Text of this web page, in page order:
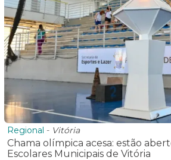
Regional - Vitória
Chama olímpica acesa: estão
Escolares Municipais de Vitória